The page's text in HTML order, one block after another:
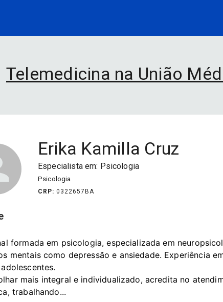
Telemedicina na União
Erika Kamilla Cruz
Especialista em: Psicologia
Psicologia
CRP: 0322657 BA
formada em psicologia, especializada em
mentais como depressão e ansiedade. Experiência
mais integral e individualizado, acredita no
trabalhando...